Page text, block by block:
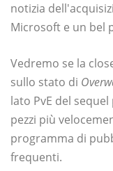
notizia
Microsoft e un bel
Vedremo se la
sullo stato di
lato PvE del
pezzi più
programma di
frequenti.